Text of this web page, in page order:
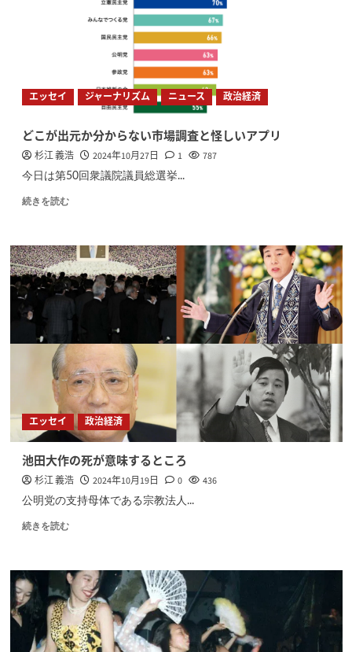
エッセイ ジャーナリズム ニュース 政治経済
どこが出元か分からない市場調査と怪しいアプリ
杉江 義浩 2024年10月27日 1 787
今日は第50回衆議院議員総選挙...
続きを読む
エッセイ 政治経済
池田大作の死が意味するところ
杉江 義浩 2024年10月19日 0 436
公明党の支持母体である宗教法人...
続きを読む